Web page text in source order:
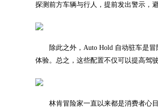
探测前方车辆与行人，提前发出警示，
除此之外，Auto Hold 自动驻车是
体验。总之，这些配置不仅可以提高驾
林肯冒险家一直以来都是消费者心